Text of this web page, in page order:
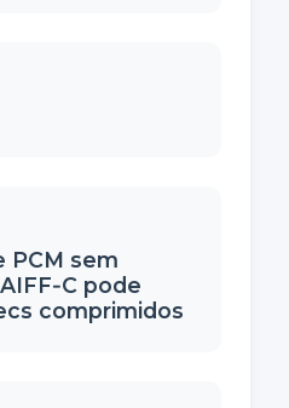
PCM sem
pode
comprimidos